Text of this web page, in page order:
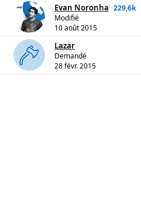
Evan Noronha 229,6k
Modifié
10 août 2015
Lazar
Demandé
28 févr. 2015